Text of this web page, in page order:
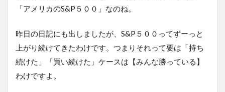
「アメリカのS&P５００」なのね。
昨日の日記にも出しましたが、S&P５００ってずーっと
上がり続けてきたわけです。つまりそれって要は「持ち
続けた」「買い続けた」ケースは【みんな勝っている】
わけですよ。